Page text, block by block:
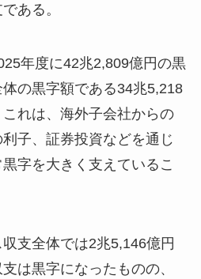
ある。
年度に42兆2,809億円の黒
の黒字額である34兆5,218
れは、海外子会社からの
子、証券投資などを通じ
字を大きく支えているこ
支全体では2兆5,146億円
は黒字になったものの、